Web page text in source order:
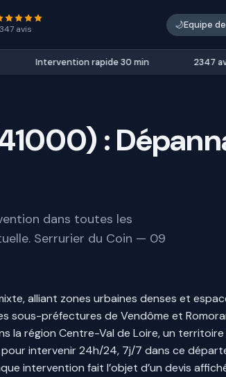
avis 🌙Equipe
Intervention rapide 30 min 2347 avis
:
dans toutes les
Serrurier du Coin — 09
alliant zones urbaines denses et
sous-préfectures de Vendôme et
la région Centre-Val de Loire, un
intervenir 24h/24, 7j/7 dans ce
intervention fait l’objet d’un devis